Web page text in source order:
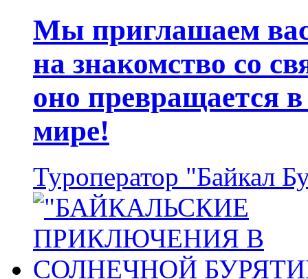
Мы приглашаем
на знакомство со
оно превращается
мире!
Туроператор "Байкал